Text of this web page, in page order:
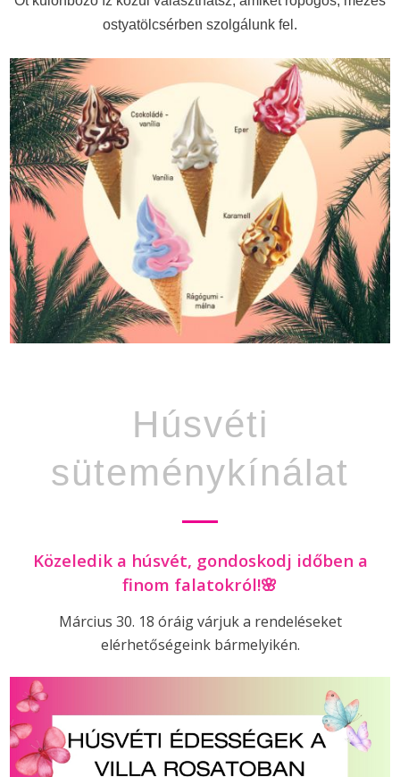
ostyatölcsérben szolgálunk fel.
Húsvéti
süteménykínálat
Közeledik a húsvét, gondoskodj időben a
finom falatokról!🌸
Március 30. 18 óráig várjuk a rendeléseket
elérhetőségeink bármelyikén.